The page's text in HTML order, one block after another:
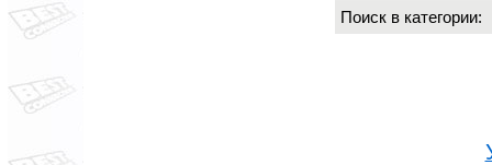
Поиск в